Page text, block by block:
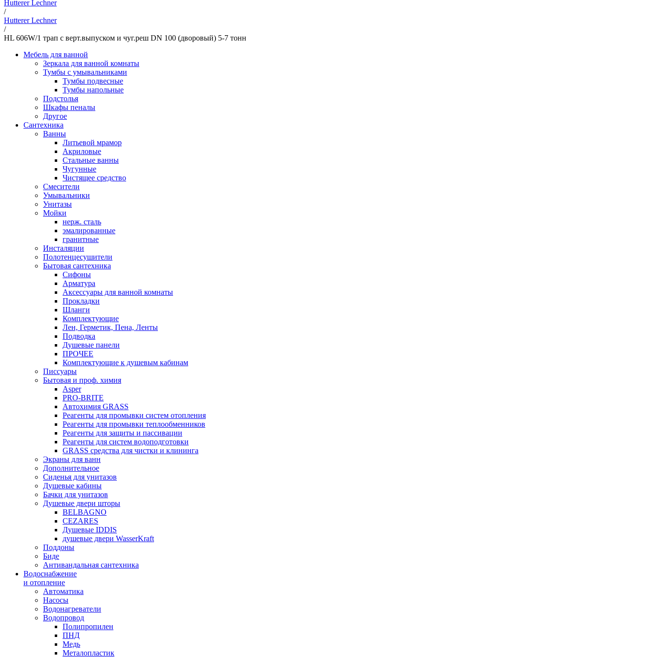
Hutterer Lechner
/
Hutterer Lechner
/
HL 606W/1 трап с верт.выпуском и чуг.реш DN 100 (дворовый) 5-7 тонн
Мебель для ванной
Зеркала для ванной комнаты
Тумбы с умывальниками
Тумбы подвесные
Тумбы напольные
Подстолья
Шкафы пеналы
Другое
Сантехника
Ванны
Литьевой мрамор
Акриловые
Стальные ванны
Чугунные
Чистящее средство
Смесители
Умывальники
Унитазы
Мойки
нерж. сталь
эмалированные
гранитные
Инсталяции
Полотенцесушители
Бытовая сантехника
Сифоны
Арматура
Аксессуары для ванной комнаты
Прокладки
Шланги
Комплектующие
Лен, Герметик, Пена, Ленты
Подводка
Душевые панели
ПРОЧЕЕ
Комплектующие к душевым кабинам
Писсуары
Бытовая и проф. химия
Asper
PRO-BRITE
Автохимия GRASS
Реагенты для промывки систем отопления
Реагенты для промывки теплообменников
Реагенты для защиты и пассивации
Реагенты для систем водоподготовки
GRASS средства для чистки и клининга
Экраны для ванн
Дополнительное
Сиденья для унитазов
Душевые кабины
Бачки для унитазов
Душевые двери шторы
BELBAGNO
CEZARES
Душевые IDDIS
душевые двери WasserKraft
Поддоны
Биде
Антивандальная сантехника
Водоснабжение
и отопление
Автоматика
Насосы
Водонагреватели
Водопровод
Полипропилен
ПНД
Медь
Металопластик